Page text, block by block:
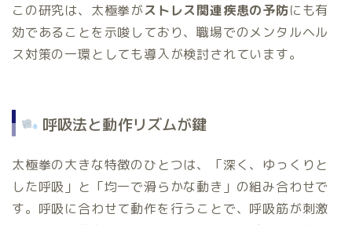
この研究は、太極拳がストレス関連疾患の予防にも有
効であることを示唆しており、職場でのメンタルヘル
ス対策の一環としても導入が検討されています。
呼吸法と動作リズムが鍵
太極拳の大きな特徴のひとつは、「深く、ゆっくりと
した呼吸」と「均一で滑らかな動き」の組み合わせで
す。呼吸に合わせて動作を行うことで、呼吸筋が刺激